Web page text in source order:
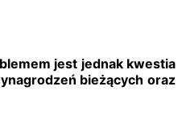
jest jednak kwestia
bieżących oraz